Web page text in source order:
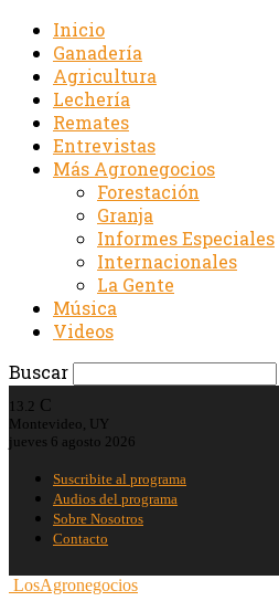
Inicio
Ganadería
Agricultura
Lechería
Remates
Entrevistas
Más Agronegocios
Forestación
Granja
Informes Especiales
Internacionales
La Gente
Música
Videos
Buscar
13.2 C
Montevideo, UY
jueves 6 agosto 2026
Suscribite al programa
Audios del programa
Sobre Nosotros
Contacto
LosAgronegocios